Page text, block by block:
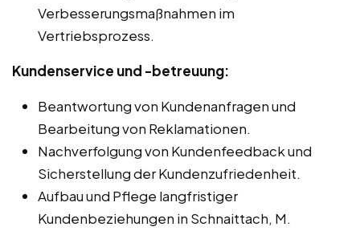
Verbesserungsmaßnahmen im
Vertriebsprozess.
Kundenservice und -betreuung:
Beantwortung von Kundenanfragen und
Bearbeitung von Reklamationen.
Nachverfolgung von Kundenfeedback und
Sicherstellung der Kundenzufriedenheit.
Aufbau und Pflege langfristiger
Kundenbeziehungen in Schnaittach, M.